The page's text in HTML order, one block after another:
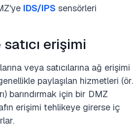
IDS/IPS sensörleri
erişimi
veya satıcılarına ağ erişimi
paylaşılan hizmetleri (ör.
barındırmak için bir DMZ
erişimi tehlikeye girerse iç